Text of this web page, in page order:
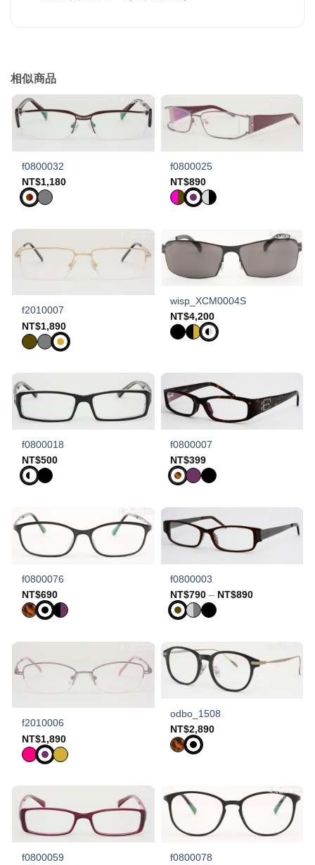
相似商品
f0800032
NT$1,180
f0800025
NT$890
f2010007
NT$1,890
wisp_XCM0004S
NT$4,200
f0800018
NT$500
f0800007
NT$399
f0800076
NT$690
f0800003
NT$790 – NT$890Price
f2010006
NT$1,890
odbo_1508
NT$2,890
f0800059 f0800078